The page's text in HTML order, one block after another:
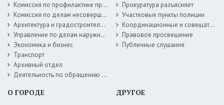
Комиссия по профилактике правонарушений
Комиссия по делам несовершеннолетних
Архитектура и градостроительство
Управление по делам наружной рекламы
Экономика и бизнес
Транспорт
Архивный отдел
Деятельность по обращению с животными без владельцев
Прокуратура разъясняет
Участковые пункты полиции
Координационные и совещательные органы
Правовое просвещение
Публичные слушания
О ГОРОДЕ ДРУГОЕ